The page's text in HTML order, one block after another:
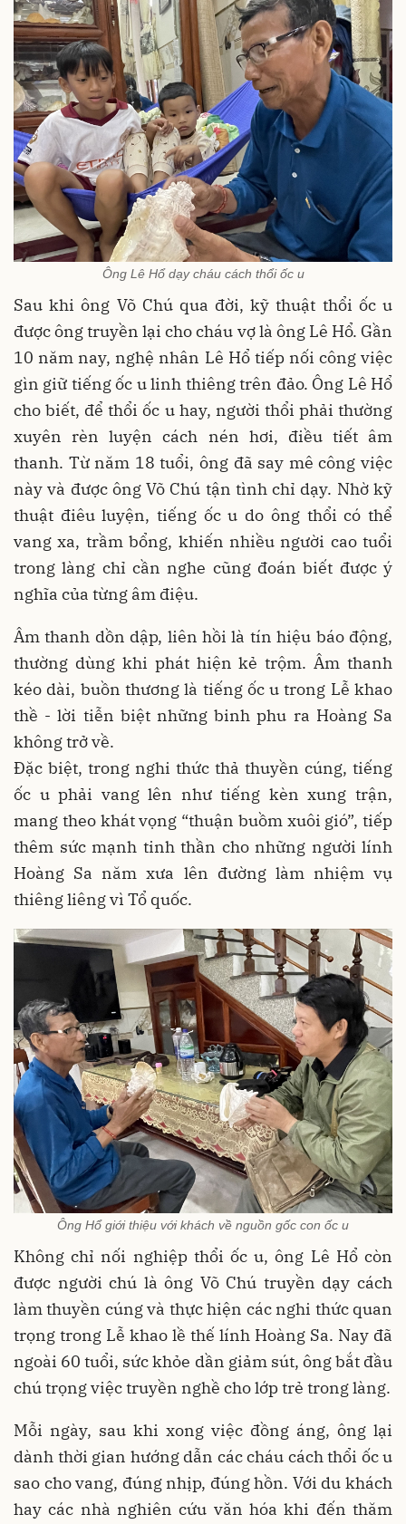
Ông Lê Hổ dạy cháu cách thổi ốc u
Sau khi ông Võ Chú qua đời, kỹ thuật thổi ốc u
được ông truyền lại cho cháu vợ là ông Lê Hổ. Gần
10 năm nay, nghệ nhân Lê Hổ tiếp nối công việc
gìn giữ tiếng ốc u linh thiêng trên đảo. Ông Lê Hổ
cho biết, để thổi ốc u hay, người thổi phải thường
xuyên rèn luyện cách nén hơi, điều tiết âm
thanh. Từ năm 18 tuổi, ông đã say mê công việc
này và được ông Võ Chú tận tình chỉ dạy. Nhờ kỹ
thuật điêu luyện, tiếng ốc u do ông thổi có thể
vang xa, trầm bổng, khiến nhiều người cao tuổi
trong làng chỉ cần nghe cũng đoán biết được ý
nghĩa của từng âm điệu.
Âm thanh dồn dập, liên hồi là tín hiệu báo động,
thường dùng khi phát hiện kẻ trộm. Âm thanh
kéo dài, buồn thương là tiếng ốc u trong Lễ khao
thề - lời tiễn biệt những binh phu ra Hoàng Sa
không trở về.
Đặc biệt, trong nghi thức thả thuyền cúng, tiếng
ốc u phải vang lên như tiếng kèn xung trận,
mang theo khát vọng “thuận buồm xuôi gió”, tiếp
thêm sức mạnh tinh thần cho những người lính
Hoàng Sa năm xưa lên đường làm nhiệm vụ
thiêng liêng vì Tổ quốc.
Ông Hổ giới thiệu với khách về nguồn gốc con ốc u
Không chỉ nối nghiệp thổi ốc u, ông Lê Hổ còn
được người chú là ông Võ Chú truyền dạy cách
làm thuyền cúng và thực hiện các nghi thức quan
trọng trong Lễ khao lề thế lính Hoàng Sa. Nay đã
ngoài 60 tuổi, sức khỏe dần giảm sút, ông bắt đầu
chú trọng việc truyền nghề cho lớp trẻ trong làng.
Mỗi ngày, sau khi xong việc đồng áng, ông lại
dành thời gian hướng dẫn các cháu cách thổi ốc u
sao cho vang, đúng nhịp, đúng hồn. Với du khách
hay các nhà nghiên cứu văn hóa khi đến thăm